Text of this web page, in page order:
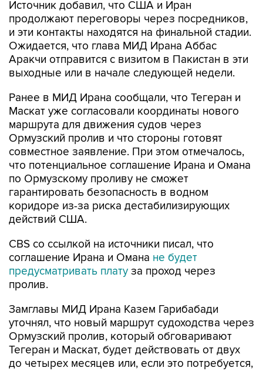
Источник добавил, что США и Иран
продолжают переговоры через посредников,
и эти контакты находятся на финальной стадии.
Ожидается, что глава МИД Ирана Аббас
Аракчи отправится с визитом в Пакистан в эти
выходные или в начале следующей недели.
Ранее в МИД Ирана сообщали, что Тегеран и
Маскат уже согласовали координаты нового
маршрута для движения судов через
Ормузский пролив и что стороны готовят
совместное заявление. При этом отмечалось,
что потенциальное соглашение Ирана и Омана
по Ормузскому проливу не сможет
гарантировать безопасность в водном
коридоре из-за риска дестабилизирующих
действий США.
CBS со ссылкой на источники писал, что
соглашение Ирана и Омана не будет
предусматривать плату за проход через
пролив.
Замглавы МИД Ирана Казем Гарибабади
уточнял, что новый маршрут судоходства через
Ормузский пролив, который обговаривают
Тегеран и Маскат, будет действовать от двух
до четырех месяцев или, если это потребуется,